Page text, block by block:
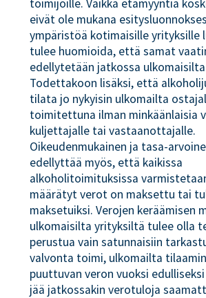
toimijoille. Vaikka etämyyntiä
eivät ole mukana
ympäristöä kotimaisille yrityksille
tulee huomioida, että samat
edellytetään jatkossa
Todettakoon lisäksi, että
tilata jo nykyisin ulkomailta
toimitettuna ilman minkäänlaisia
kuljettajalle tai vastaanottajalle.
Oikeudenmukainen ja tasa-
edellyttää myös, että kaikissa
alkoholitoimituksissa
määrätyt verot on maksettu tai
maksetuiksi. Verojen keräämisen
ulkomaisilta yrityksiltä tulee olla
perustua vain satunnaisiin
valvonta toimi, ulkomailta
puuttuvan veron vuoksi
jää jatkossakin verotuloja